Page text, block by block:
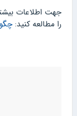
جهت اطلاعات
را مطالعه کنید: